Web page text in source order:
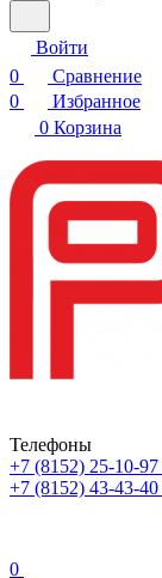
Войти
0
Сравнение
0
Избранное
0 Корзина
Телефоны
+7 (8152) 25-10-97
+7 (8152) 43-43-40
0